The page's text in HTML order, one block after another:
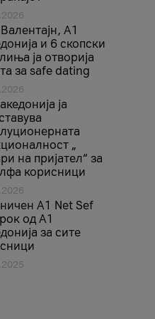
A1
и 6 скопски
ја отворија
за safe dating
ја
„
на пријател“ за
корисници
A1 Net Sеf
од А1
за сите